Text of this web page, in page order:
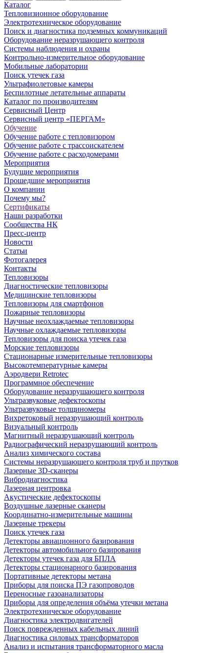
Каталог
Тепловизионное оборудование
Электротехническое оборудование
Поиск и диагностика подземных коммуникаций
Оборудование неразрушающего контроля
Системы наблюдения и охраны
Контрольно-измерительное оборудование
Мобильные лаборатории
Поиск утечек газа
Ультрафиолетовые камеры
Беспилотные летательные аппараты
Каталог по производителям
Сервисный Центр
Сервисный центр «ПЕРГАМ»
Обучение
Обучение работе с тепловизором
Обучение работе с трассоискателем
Обучение работе с расходомерами
Мероприятия
Будущие мероприятия
Прошедшие мероприятия
О компании
Почему мы?
Сертификаты
Наши разработки
Сообщества НК
Пресс-центр
Новости
Статьи
Фотогалерея
Контакты
Тепловизоры
Диагностические тепловизоры
Медицинские тепловизоры
Тепловизоры для смартфонов
Пожарные тепловизоры
Научные неохлаждаемые тепловизоры
Научные охлаждаемые тепловизоры
Тепловизоры для поиска утечек газа
Морские тепловизоры
Стационарные измерительные тепловизоры
Высокотемпературные камеры
Аэродвери Retrotec
Программное обеспечение
Оборудование неразрушающего контроля
Ультразвуковые дефектоскопы
Ультразвуковые толщиномеры
Вихретоковый неразрушающий контроль
Визуальный контроль
Магнитный неразрушающий контроль
Радиографический неразрушающий контроль
Анализ химического состава
Системы неразрушающего контроля труб и прутков
Лазерные 3D-сканеры
Вибродиагностика
Лазерная центровка
Акустические дефектоскопы
Воздушные лазерные сканеры
Координатно-измерительные машины
Лазерные трекеры
Поиск утечек газа
Детекторы авиационного базирования
Детекторы автомобильного базирования
Детекторы утечек газа для БПЛА
Детекторы стационарного базирования
Портативные детекторы метана
Приборы для поиска ПЭ газопроводов
Переносные газоанализаторы
Приборы для определения объёма утечки метана
Электротехническое оборудование
Диагностика электродвигателей
Поиск поврежденных кабельных линий
Диагностика силовых трансформаторов
Анализ и испытания трансформаторного масла